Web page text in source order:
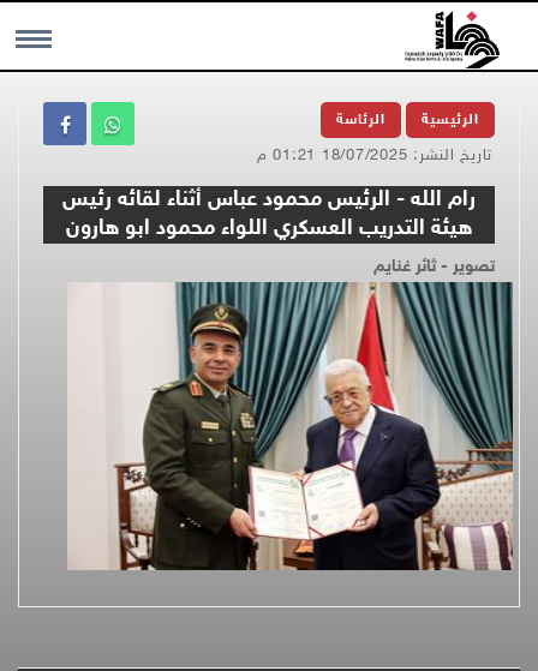
MENU الرئيسية الرئاسة
تاريخ النشر: 18/07/2025 01:21 م
رام الله - الرئيس محمود عباس أثناء لقائه رئيس
هيئة التدريب العسكري اللواء محمود ابو هارون
تصوير - ثائر غنايم